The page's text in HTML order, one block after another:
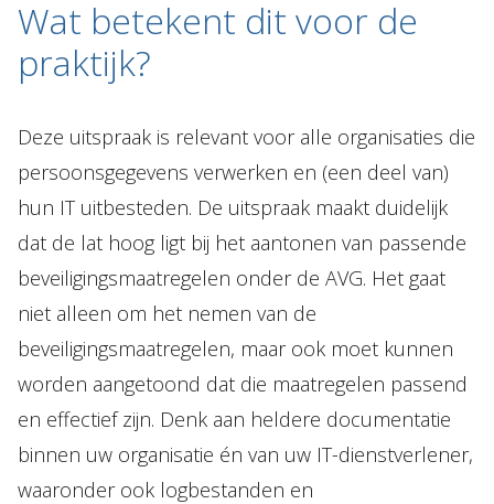
Wat betekent dit voor de
praktijk?
Deze uitspraak is relevant voor alle organisaties die
persoonsgegevens verwerken en (een deel van)
hun IT uitbesteden. De uitspraak maakt duidelijk
dat de lat hoog ligt bij het aantonen van passende
beveiligingsmaatregelen onder de AVG. Het gaat
niet alleen om het nemen van de
beveiligingsmaatregelen, maar ook moet kunnen
worden aangetoond dat die maatregelen passend
en effectief zijn. Denk aan heldere documentatie
binnen uw organisatie én van uw IT-dienstverlener,
waaronder ook logbestanden en